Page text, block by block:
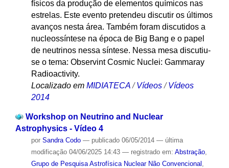
físicos da produção de elementos químicos nas
estrelas. Este evento pretendeu discutir os últimos
avanços nesta área. Também foram discutidos a
nucleossíntese na época de Big Bang e o papel
de neutrinos nessa síntese. Nessa mesa discutiu-
se o tema: Observint Cosmic Nuclei: Gammaray
Radioactivity.
Localizado em MIDIATECA /Vídeos /Vídeos
2014
Workshop on Neutrino and Nuclear
Astrophysics - Vídeo 4
por Sandra Codo — publicado06/05/2014 — última
modificação04/06/2025 14:43 — registrado em: Abstração,
Grupo de Pesquisa Astrofísica Nuclear Não Convencional ,